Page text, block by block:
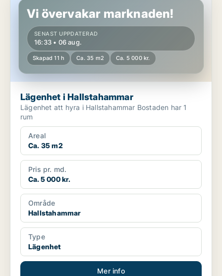
Vi övervakar marknaden!
SENAST UPPDATERAD
16:33 • 06 aug.
Skapad 11 h Ca. 35 m2 Ca. 5 000 kr.
Lägenhet i Hallstahammar
Lägenhet att hyra i Hallstahammar Bostaden har 1
rum
Areal
Ca. 35 m2
Pris pr. md.
Ca. 5 000 kr.
Område
Hallstahammar
Type
Lägenhet
Mer info